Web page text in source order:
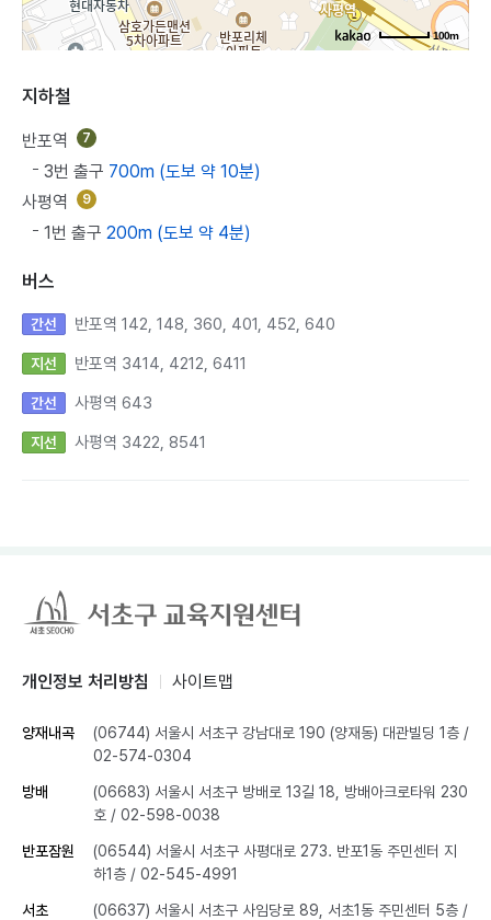
100m
지하철
반포역 7
3번 출구 700m (도보 약 10분)
사평역
9
1번 출구 200m (도보 약 4분)
버스
간선 반포역 142, 148, 360, 401, 452, 640
지선 반포역 3414, 4212, 6411
간선 사평역 643
지선 사평역 3422, 8541
개인정보 처리방침 사이트맵
양재내곡 (06744) 서울시 서초구 강남대로 190 (양재동) 대관빌딩 1층 /
02-574-0304
방배
(06683) 서울시 서초구 방배로 13길 18, 방배아크로타워 230
호 / 02-598-0038
반포잠원
(06544) 서울시 서초구 사평대로 273. 반포1동 주민센터 지
하1층 / 02-545-4991
서초 (06637) 서울시 서초구 사임당로 89, 서초1동 주민센터 5층 /